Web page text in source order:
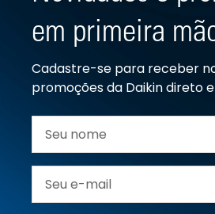
em primeira
Cadastre-se para receber
promoções da Daikin direto